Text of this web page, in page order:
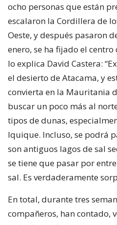
ocho personas que están
escalaron la Cordillera de
Oeste, y después pasaron
enero, se ha fijado el
lo explica David Castera:
el desierto de Atacama, y
convierta en la Mauritania
buscar un poco más al
tipos de dunas,
Iquique. Incluso, se podrá
son antiguos lagos de sal
se tiene que pasar por
sal. Es verdaderamente
En total, durante tres
compañeros, han contado,